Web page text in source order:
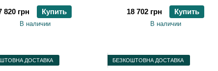
820 грн
Купить
В наличии
18 702 грн
Купить
В наличии
ДОСТАВКА БЕЗКОШТОВНА ДОСТАВКА